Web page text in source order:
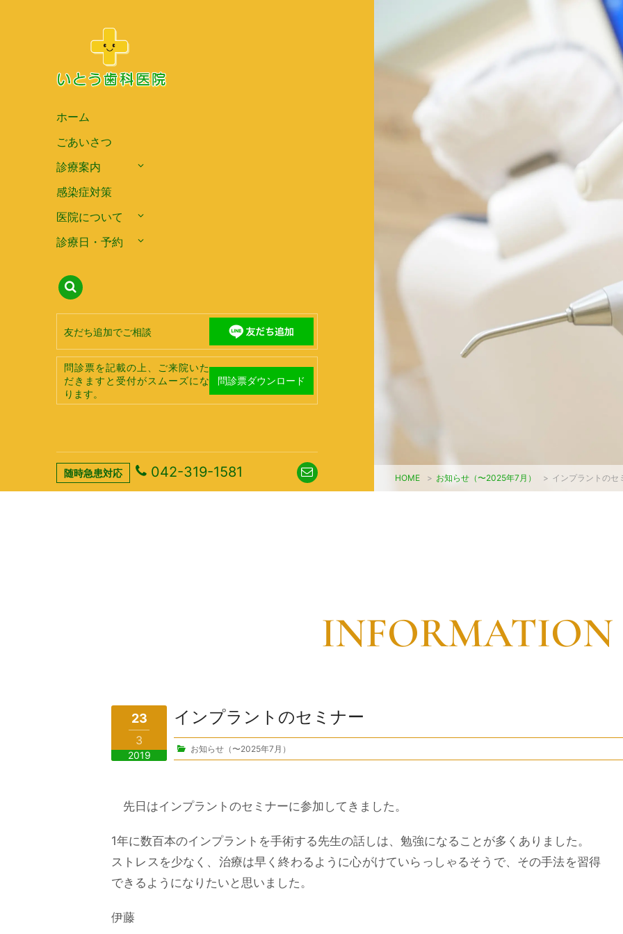
ホーム
ごあいさつ
診療案内
感染症対策
医院について
診療日・予約
随時急患対応 042-319-1581
友だち追加でご相談
問診票を記載の上、ご来院いた
だきますと受付がスムーズにな
ります。
問診票ダウンロード
HOME > お知らせ（〜2025年7月） > インプラントのセ
INFORMATION
23
3
2019
インプラントのセミナー
お知らせ（〜2025年7月）
先日はインプラントのセミナーに参加してきました。
1年に数百本のインプラントを手術する先生の話しは、勉強になることが多くありました。
ストレスを少なく、治療は早く終わるように心がけていらっしゃるそうで、その手法を習得
できるようになりたいと思いました。
伊藤